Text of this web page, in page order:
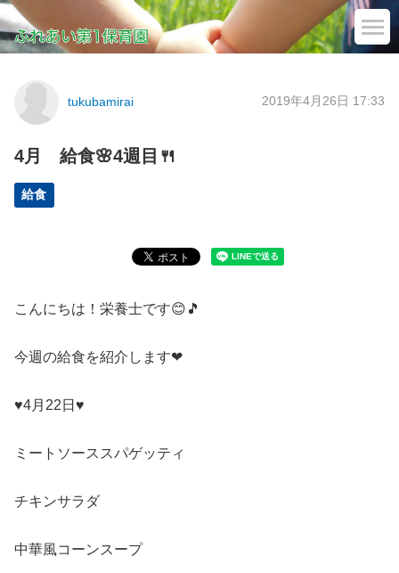
tukubamirai 2019年4月26日 17:33
4月 給食🌸4週目🍴
給食
こんにちは！栄養士です😊🎵
今週の給食を紹介します❤
♥4月22日♥
ミートソーススパゲッティ
チキンサラダ
中華風コーンスープ